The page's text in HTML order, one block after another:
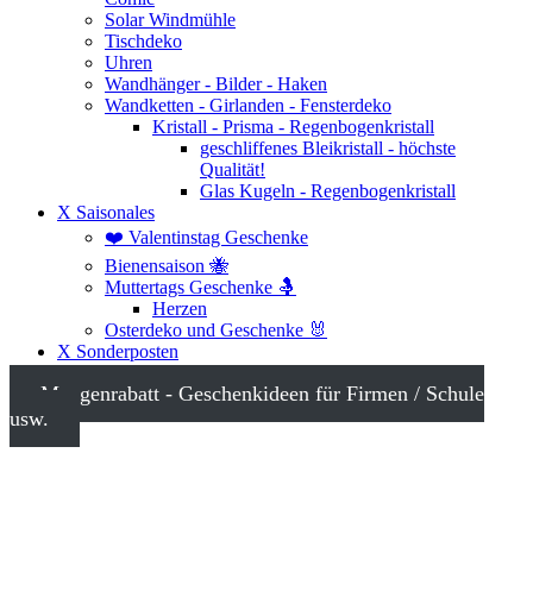
Solar Windmühle
Tischdeko
Uhren
Wandhänger - Bilder - Haken
Wandketten - Girlanden - Fensterdeko
Kristall - Prisma - Regenbogenkristall
geschliffenes Bleikristall - höchste
Qualität!
Glas Kugeln - Regenbogenkristall
X Saisonales
❤️ Valentinstag Geschenke
Bienensaison 🐝
Muttertags Geschenke 🤱
Herzen
Osterdeko und Geschenke 🐰
X Sonderposten
Mengenrabatt - Geschenkideen für Firmen / Schule
usw.